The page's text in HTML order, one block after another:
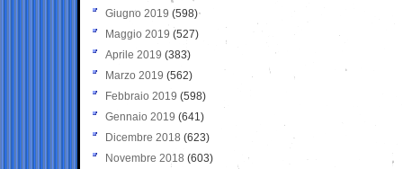
Giugno 2019 (598)
Maggio 2019 (527)
Aprile 2019 (383)
Marzo 2019 (562)
Febbraio 2019 (598)
Gennaio 2019 (641)
Dicembre 2018 (623)
Novembre 2018 (603)